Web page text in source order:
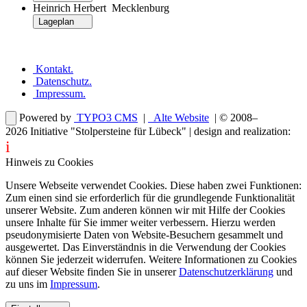
Heinrich Herbert Mecklenburg
Kontakt.
Datenschutz.
Impressum.
Powered by TYPO3 CMS | Alte Website | © 2008–
2026 Initiative "Stolpersteine für Lübeck" | design and realization:
i
Hinweis zu Cookies
Unsere Webseite verwendet Cookies. Diese haben zwei Funktionen:
Zum einen sind sie erforderlich für die grundlegende Funktionalität
unserer Website. Zum anderen können wir mit Hilfe der Cookies
unsere Inhalte für Sie immer weiter verbessern. Hierzu werden
pseudonymisierte Daten von Website-Besuchern gesammelt und
ausgewertet. Das Einverständnis in die Verwendung der Cookies
können Sie jederzeit widerrufen. Weitere Informationen zu Cookies
auf dieser Website finden Sie in unsererDatenschutzerklärung und
zu uns im Impressum.